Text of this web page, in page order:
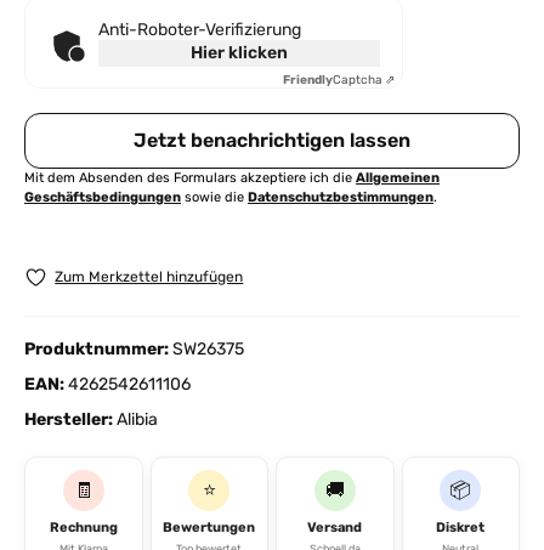
Anti-Roboter-Verifizierung
Hier klicken
FriendlyCaptcha ⇗
Jetzt benachrichtigen lassen
Mit dem Absenden des Formulars akzeptiere ich die Allgemeinen
Geschäftsbedingungen sowie die Datenschutzbestimmungen.
Zum Merkzettel hinzufügen
Produktnummer:SW26375
EAN:4262542611106
Hersteller:Alibia
🧾
Rechnung
⭐
Bewertungen
🚚
Versand
📦
Diskret